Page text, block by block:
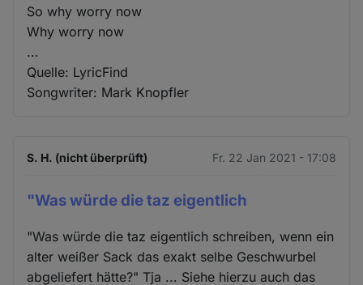
So why worry now
Why worry now
...
Quelle: LyricFind
Songwriter: Mark Knopfler
S. H. (nicht überprüft) Fr. 22 Jan 2021 - 17:08
"Was würde die taz eigentlich
"Was würde die taz eigentlich schreiben, wenn ein
alter weißer Sack das exakt selbe Geschwurbel
abgeliefert hätte?" Tja ... Siehe hierzu auch das